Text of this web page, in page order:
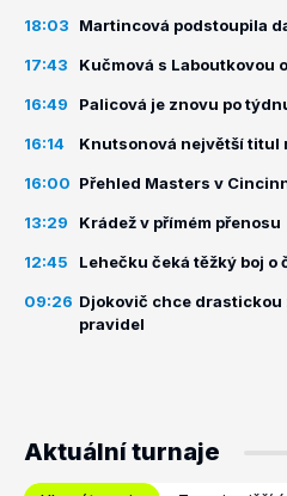
18:03 Martincová podstoupila
17:43 Kučmová s Laboutkovou
16:49 Palicová je znovu po
16:14 Knutsonová největší titul
16:00 Přehled Masters v
13:29 Krádež v přímém přenosu
12:45 Lehečku čeká těžký boj
09:26 Djokovič chce
pravidel
Aktuální turnaje